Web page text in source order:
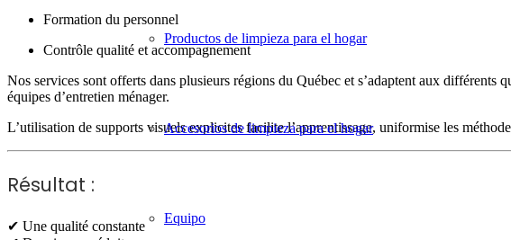
Productos de limpieza para el hogar
Accesorios de limpieza para el hogar
Equipo
Formation du personnel
Contrôle qualité et accompagnement
Nos services sont offerts dans plusieurs régions du Québec et s’adaptent aux différents
équipes d’entretien ménager.
L’utilisation de supports visuels explicites facilite l’apprentissage, uniformise les
Résultat :
✔ Une qualité constante